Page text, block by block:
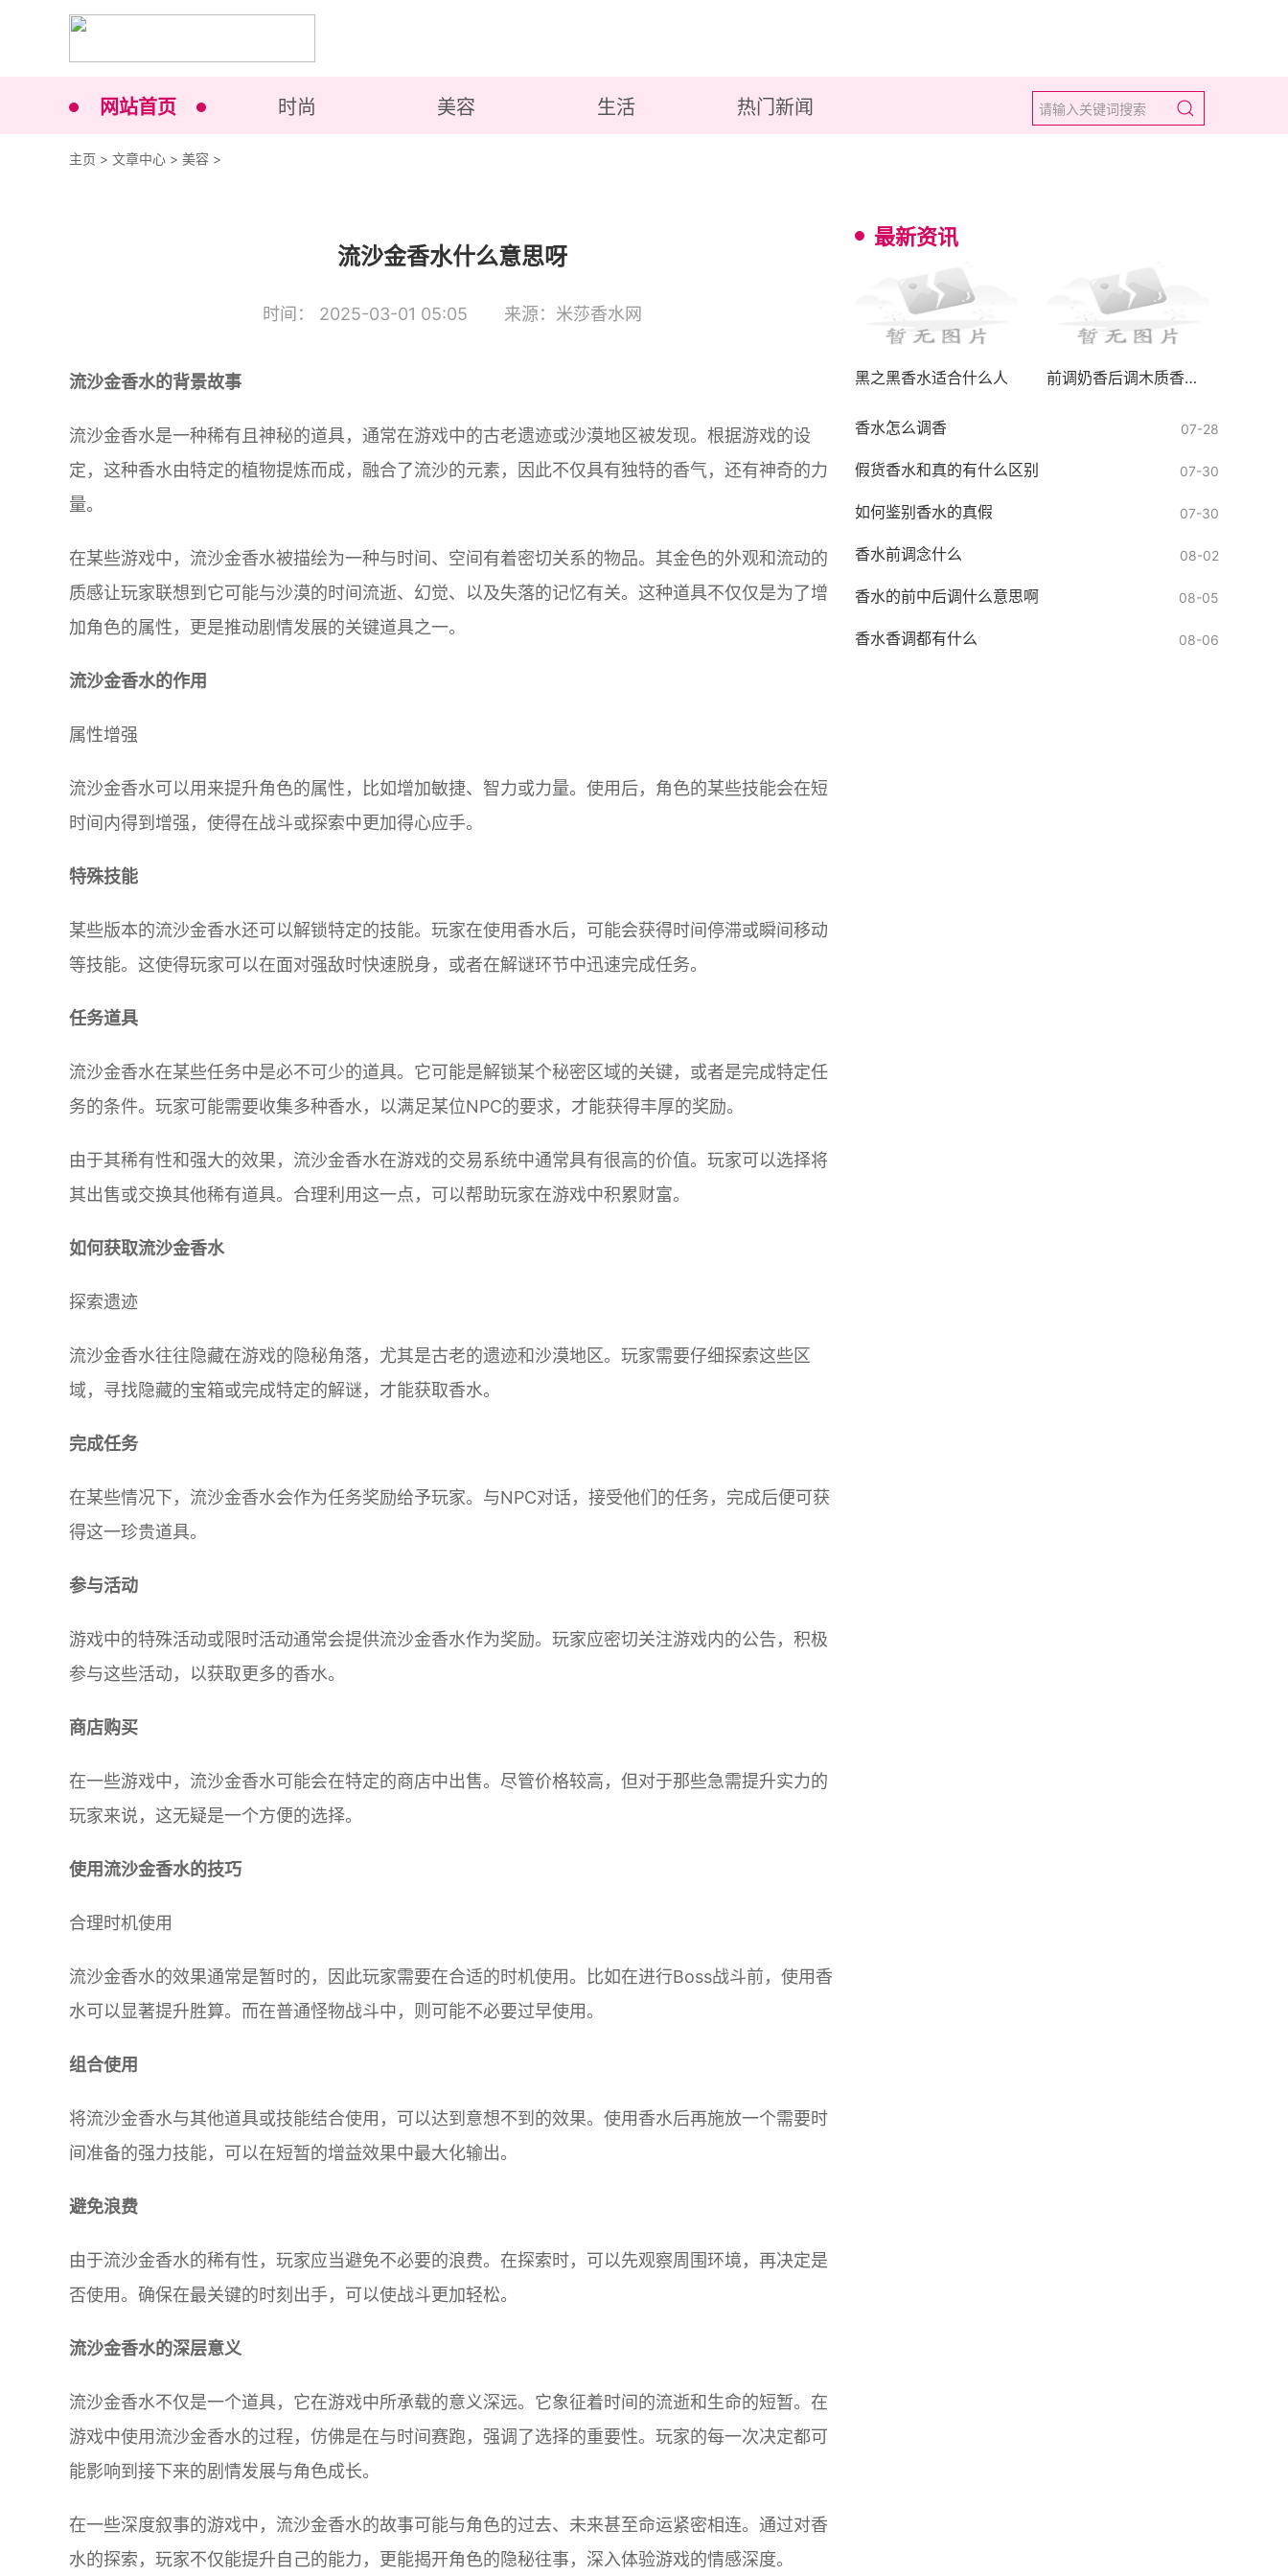
网站首页 时尚 美容 生活 热门新闻
主页 > 文章中心 > 美容 >
流沙金香水什么意思呀
时间： 2025-03-01 05:05 来源：米莎香水网
流沙金香水的背景故事
流沙金香水是一种稀有且神秘的道具，通常在游戏中的古老遗迹或沙漠地区被发现。根据游戏的设
定，这种香水由特定的植物提炼而成，融合了流沙的元素，因此不仅具有独特的香气，还有神奇的力
量。
在某些游戏中，流沙金香水被描绘为一种与时间、空间有着密切关系的物品。其金色的外观和流动的
质感让玩家联想到它可能与沙漠的时间流逝、幻觉、以及失落的记忆有关。这种道具不仅仅是为了增
加角色的属性，更是推动剧情发展的关键道具之一。
流沙金香水的作用
属性增强
流沙金香水可以用来提升角色的属性，比如增加敏捷、智力或力量。使用后，角色的某些技能会在短
时间内得到增强，使得在战斗或探索中更加得心应手。
特殊技能
某些版本的流沙金香水还可以解锁特定的技能。玩家在使用香水后，可能会获得时间停滞或瞬间移动
等技能。这使得玩家可以在面对强敌时快速脱身，或者在解谜环节中迅速完成任务。
任务道具
流沙金香水在某些任务中是必不可少的道具。它可能是解锁某个秘密区域的关键，或者是完成特定任
务的条件。玩家可能需要收集多种香水，以满足某位NPC的要求，才能获得丰厚的奖励。
由于其稀有性和强大的效果，流沙金香水在游戏的交易系统中通常具有很高的价值。玩家可以选择将
其出售或交换其他稀有道具。合理利用这一点，可以帮助玩家在游戏中积累财富。
如何获取流沙金香水
探索遗迹
流沙金香水往往隐藏在游戏的隐秘角落，尤其是古老的遗迹和沙漠地区。玩家需要仔细探索这些区
域，寻找隐藏的宝箱或完成特定的解谜，才能获取香水。
完成任务
在某些情况下，流沙金香水会作为任务奖励给予玩家。与NPC对话，接受他们的任务，完成后便可获
得这一珍贵道具。
参与活动
游戏中的特殊活动或限时活动通常会提供流沙金香水作为奖励。玩家应密切关注游戏内的公告，积极
参与这些活动，以获取更多的香水。
商店购买
在一些游戏中，流沙金香水可能会在特定的商店中出售。尽管价格较高，但对于那些急需提升实力的
玩家来说，这无疑是一个方便的选择。
使用流沙金香水的技巧
合理时机使用
流沙金香水的效果通常是暂时的，因此玩家需要在合适的时机使用。比如在进行Boss战斗前，使用香
水可以显著提升胜算。而在普通怪物战斗中，则可能不必要过早使用。
组合使用
将流沙金香水与其他道具或技能结合使用，可以达到意想不到的效果。使用香水后再施放一个需要时
间准备的强力技能，可以在短暂的增益效果中最大化输出。
避免浪费
由于流沙金香水的稀有性，玩家应当避免不必要的浪费。在探索时，可以先观察周围环境，再决定是
否使用。确保在最关键的时刻出手，可以使战斗更加轻松。
流沙金香水的深层意义
流沙金香水不仅是一个道具，它在游戏中所承载的意义深远。它象征着时间的流逝和生命的短暂。在
游戏中使用流沙金香水的过程，仿佛是在与时间赛跑，强调了选择的重要性。玩家的每一次决定都可
能影响到接下来的剧情发展与角色成长。
在一些深度叙事的游戏中，流沙金香水的故事可能与角色的过去、未来甚至命运紧密相连。通过对香
水的探索，玩家不仅能提升自己的能力，更能揭开角色的隐秘往事，深入体验游戏的情感深度。
最新资讯
黑之黑香水适合什么人 前调奶香后调木质香的香水有哪些
香水怎么调香 07-28
假货香水和真的有什么区别 07-30
如何鉴别香水的真假 07-30
香水前调念什么 08-02
香水的前中后调什么意思啊 08-05
香水香调都有什么 08-06